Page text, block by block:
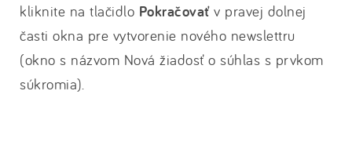
kliknite na tlačidlo Pokračovaťv pravej dolnej
časti okna pre vytvorenie nového newslettru
(okno s názvom Nová žiadosť o súhlas s prvkom
súkromia).